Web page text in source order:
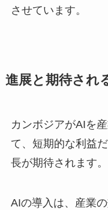
させています。
進展と期待され
カンボジアがAIを
て、短期的な利益
長が期待されます。
AIの導入は、産業